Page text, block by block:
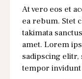
At vero eos et
ea rebum. Stet
takimata
amet. Lorem
sadipscing
tempor